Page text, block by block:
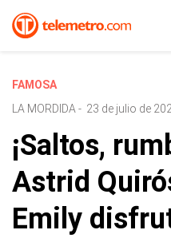
FAMOSA
LA MORDIDA - 23 de julio de
¡Saltos,
Astrid
Emily